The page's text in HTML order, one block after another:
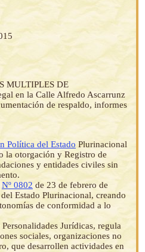
MULTIPLES DE
en la Calle Alfredo Ascarrunz
de respaldo, informes
Política del Estado Plurinacional
la otorgación y Registro de
y entidades civiles sin
Nº 0802de 23 de febrero de
Estado Plurinacional, creando
de conformidad a lo
Jurídicas, regula
sociales, organizaciones no
que desarrollen actividades en